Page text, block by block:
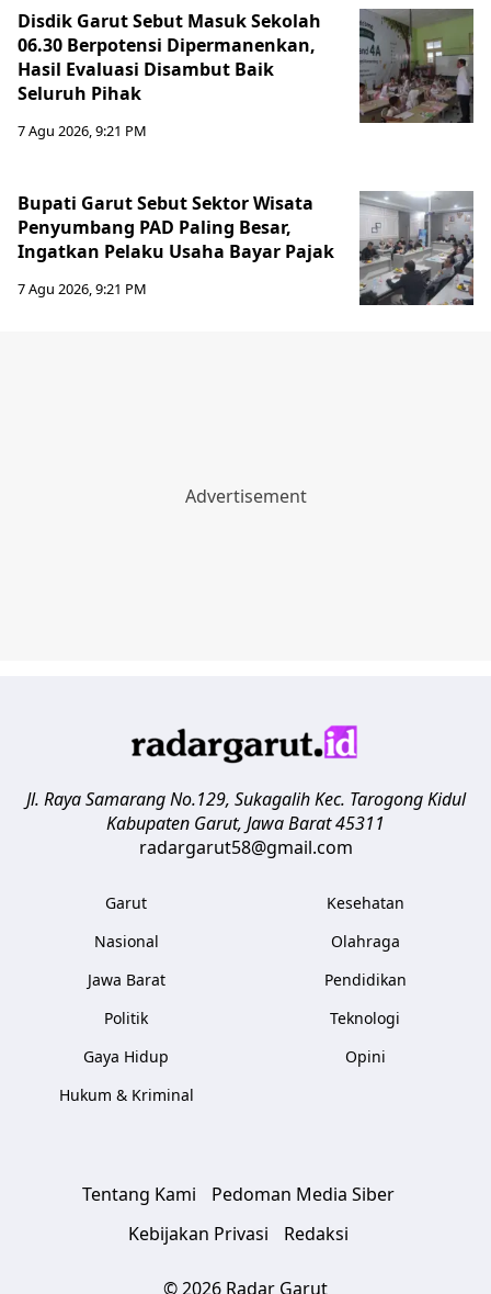
Disdik Garut Sebut Masuk Sekolah
06.30 Berpotensi Dipermanenkan,
Hasil Evaluasi Disambut Baik
Seluruh Pihak
7 Agu 2026, 9:21 PM
Bupati Garut Sebut Sektor Wisata
Penyumbang PAD Paling Besar,
Ingatkan Pelaku Usaha Bayar Pajak
7 Agu 2026, 9:21 PM
Jl. Raya Samarang No.129, Sukagalih Kec. Tarogong Kidul
Kabupaten Garut, Jawa Barat45311
radargarut58@gmail.com
Garut
Nasional
Jawa Barat
Politik
Gaya Hidup
Hukum & Kriminal
Kesehatan
Olahraga
Pendidikan
Teknologi
Opini
Tentang Kami
Pedoman Media Siber
Kebijakan Privasi
Redaksi
© 2026 Radar Garut